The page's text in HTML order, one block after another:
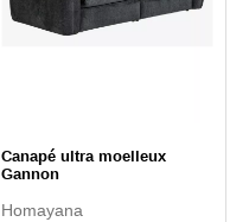
Canapé ultra moelleux
Gannon
Homayana